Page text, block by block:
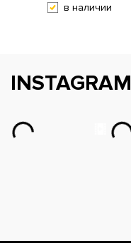
в наличии
INSTAGRAM